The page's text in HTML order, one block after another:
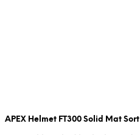
APEX Helmet FT300 Solid Mat Sort